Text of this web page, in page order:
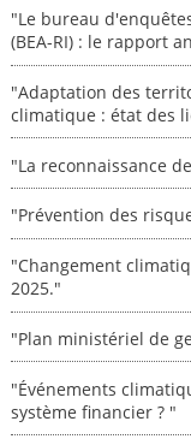
"Le bureau
(BEA-RI) : le rapport
"Adaptation des
climatique : état des
"La reconnaissance
"Prévention des
"Changement
2025."
"Plan ministériel de
"Événements
système financier ? "